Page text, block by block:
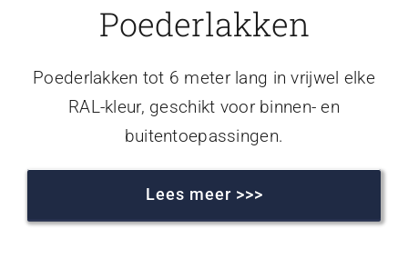
Poederlakken
Poederlakken tot 6 meter lang in vrijwel elke
RAL-kleur, geschikt voor binnen- en
buitentoepassingen.
Lees meer >>>